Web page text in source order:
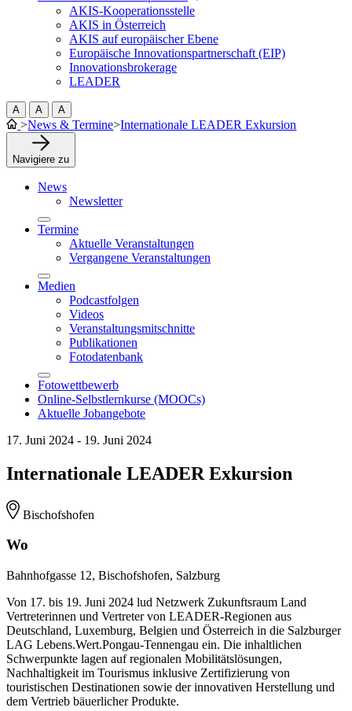
AKIS-Kooperationsstelle
AKIS in Österreich
AKIS auf europäischer Ebene
Europäische Innovationspartnerschaft (EIP)
Innovationsbrokerage
LEADER
A A A
>News & Termine>Internationale LEADER Exkursion
Navigiere zu
News
Newsletter
Termine
Aktuelle Veranstaltungen
Vergangene Veranstaltungen
Medien
Podcastfolgen
Videos
Veranstaltungsmitschnitte
Publikationen
Fotodatenbank
Fotowettbewerb
Online-Selbstlernkurse (MOOCs)
Aktuelle Jobangebote
17. Juni 2024 - 19. Juni 2024
Internationale LEADER Exkursion
Bischofshofen
Wo
Bahnhofgasse 12, Bischofshofen, Salzburg
Von 17. bis 19. Juni 2024 lud Netzwerk Zukunftsraum Land
Vertreterinnen und Vertreter von LEADER-Regionen aus
Deutschland, Luxemburg, Belgien und Österreich in die Salzburger
LAG Lebens.Wert.Pongau-Tennengau ein. Die inhaltlichen
Schwerpunkte lagen auf regionalen Mobilitätslösungen,
Nachhaltigkeit im Tourismus inklusive Zertifizierung von
touristischen Destinationen sowie der innovativen Herstellung und
dem Vertrieb bäuerlicher Produkte.